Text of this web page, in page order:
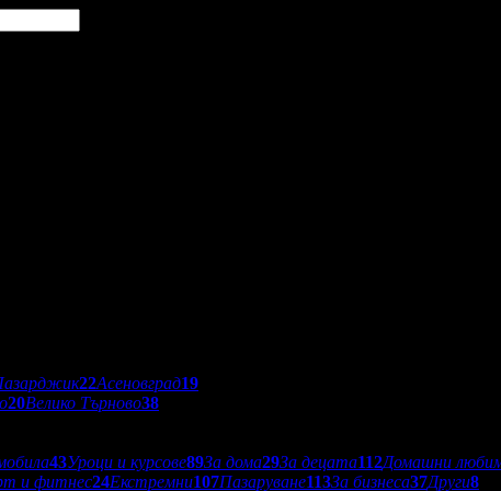
22Асеновград19
20Велико Търново38
43Уроци и курсове89За дома29За децата112Домашни
и фитнес24Екстремни107Пазаруване113За бизнеса37Други8